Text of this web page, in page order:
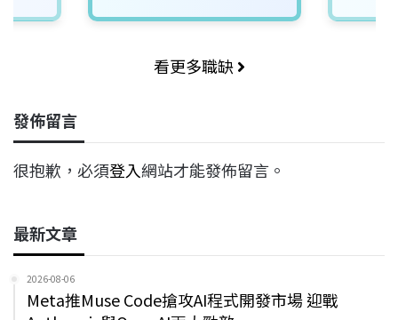
看更多職缺
發佈留言
很抱歉，必須登入網站才能發佈留言。
最新文章
2026-08-06
Meta推Muse Code搶攻AI程式開發市場 迎戰